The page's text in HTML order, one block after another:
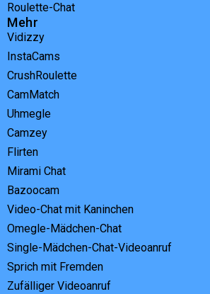
Roulette-Chat
Mehr
Vidizzy
InstaCams
CrushRoulette
CamMatch
Uhmegle
Camzey
Flirten
Mirami Chat
Bazoocam
Video-Chat mit Kaninchen
Omegle-Mädchen-Chat
Single-Mädchen-Chat-Videoanruf
Sprich mit Fremden
Zufälliger Videoanruf